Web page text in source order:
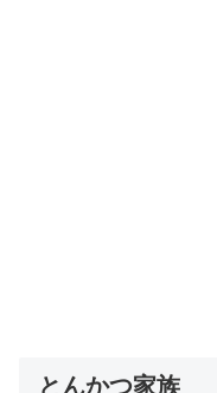
とんかつ家族